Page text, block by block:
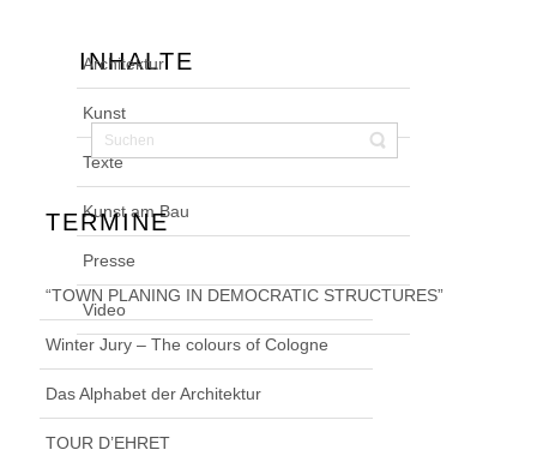
Architektur
Kunst
Texte
Kunst am Bau
Presse
Video
INHALTE
TERMINE
“TOWN PLANING IN DEMOCRATIC STRUCTURES”
Winter Jury – The colours of Cologne
Das Alphabet der Architektur
TOUR D’EHRET